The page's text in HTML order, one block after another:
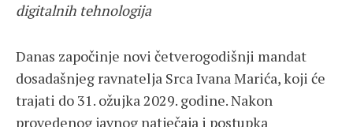
digitalnih tehnologija
Danas započinje novi četverogodišnji mandat
dosadašnjeg ravnatelja Srca Ivana Marića, koji će
trajati do 31. ožujka 2029. godine. Nakon
provedenog javnog natječaja i postupka